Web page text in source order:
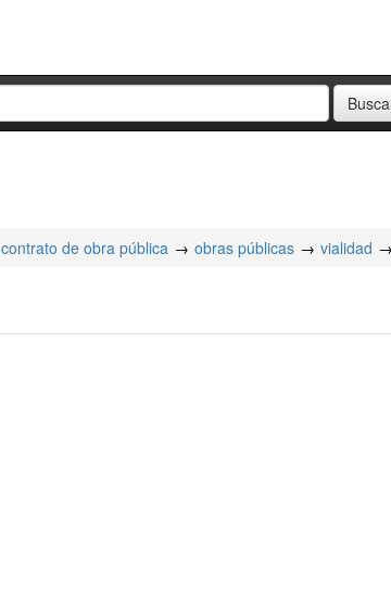
contrato de obra pública obras públicas vialidad